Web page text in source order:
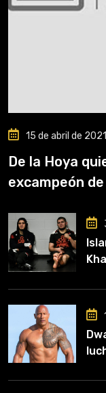
15 de abril de 2021
De la Hoya
excampeón de